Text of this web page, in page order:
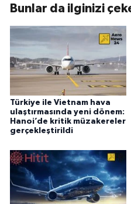
Bunlar da ilginizi
Türkiye ile Vietnam hava
ulaştırmasında yeni dönem:
Hanoi’de kritik müzakereler
gerçekleştirildi